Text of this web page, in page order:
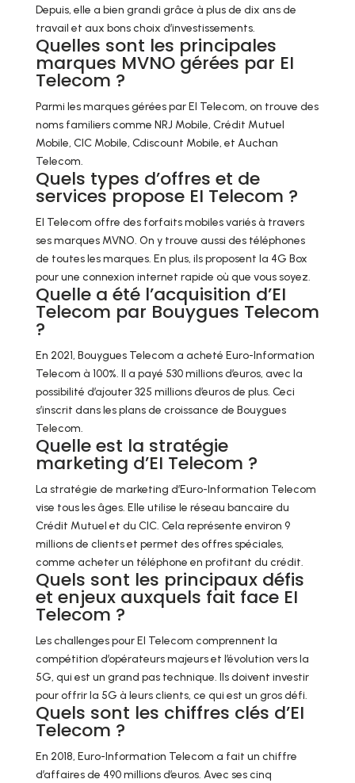
Depuis, elle a bien grandi grâce à plus de dix ans de
travail et aux bons choix d’investissements.
Quelles sont les principales
marques MVNO gérées par EI
Telecom ?
Parmi les marques gérées par EI Telecom, on trouve des
noms familiers comme NRJ Mobile, Crédit Mutuel
Mobile, CIC Mobile, Cdiscount Mobile, et Auchan
Telecom.
Quels types d’offres et de
services propose EI Telecom ?
EI Telecom offre des forfaits mobiles variés à travers
ses marques MVNO. On y trouve aussi des téléphones
de toutes les marques. En plus, ils proposent la 4G Box
pour une connexion internet rapide où que vous soyez.
Quelle a été l’acquisition d’EI
Telecom par Bouygues Telecom
?
En 2021, Bouygues Telecom a acheté Euro-Information
Telecom à 100%. Il a payé 530 millions d’euros, avec la
possibilité d’ajouter 325 millions d’euros de plus. Ceci
s’inscrit dans les plans de croissance de Bouygues
Telecom.
Quelle est la stratégie
marketing d’EI Telecom ?
La stratégie de marketing d’Euro-Information Telecom
vise tous les âges. Elle utilise le réseau bancaire du
Crédit Mutuel et du CIC. Cela représente environ 9
millions de clients et permet des offres spéciales,
comme acheter un téléphone en profitant du crédit.
Quels sont les principaux défis
et enjeux auxquels fait face EI
Telecom ?
Les challenges pour EI Telecom comprennent la
compétition d’opérateurs majeurs et l’évolution vers la
5G, qui est un grand pas technique. Ils doivent investir
pour offrir la 5G à leurs clients, ce qui est un gros défi.
Quels sont les chiffres clés d’EI
Telecom ?
En 2018, Euro-Information Telecom a fait un chiffre
d’affaires de 490 millions d’euros. Avec ses cinq